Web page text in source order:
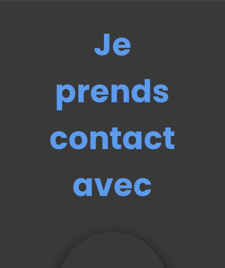
Je
prends
contact
avec